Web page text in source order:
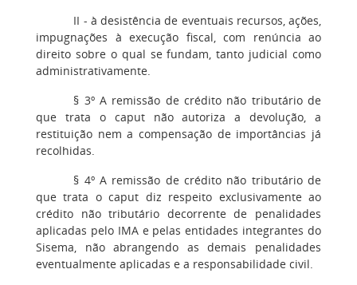
II - à desistência de eventuais recursos, ações,
impugnações à execução fiscal, com renúncia ao
direito sobre o qual se fundam, tanto judicial como
administrativamente.
§ 3º A remissão de crédito não tributário de
que trata o caput não autoriza a devolução, a
restituição nem a compensação de importâncias já
recolhidas.
§ 4º A remissão de crédito não tributário de
que trata o caput diz respeito exclusivamente ao
crédito não tributário decorrente de penalidades
aplicadas pelo IMA e pelas entidades integrantes do
Sisema, não abrangendo as demais penalidades
eventualmente aplicadas e a responsabilidade civil.